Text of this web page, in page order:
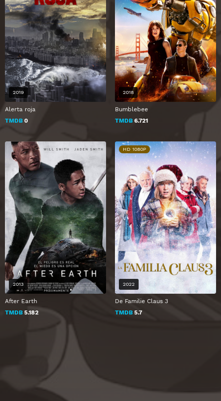
Alerta roja
TMDB 0
2019
Bumblebee
TMDB 6.721
2018
After Earth
TMDB 5.182
2013
De Familie Claus 3
TMDB 5.7
HD 1080P
2022